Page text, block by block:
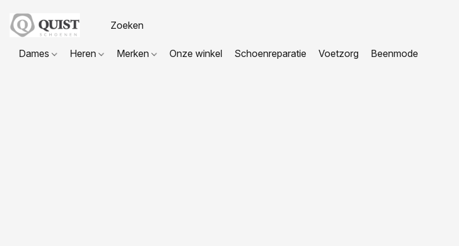
Dames Heren Merken Onze winkel Schoenreparatie Voetzorg Beenmode